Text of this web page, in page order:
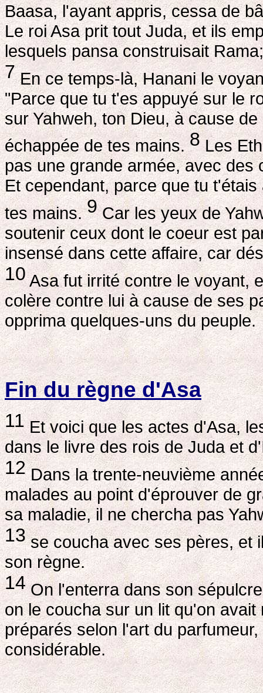
Baasa, l'ayant appris, cessa de
Le roi Asa prit tout Juda, et ils
lesquels pansa construisait
7En ce temps-là, Hanani le
"Parce que tu t'es appuyé sur le
sur Yahweh, ton Dieu, à cause
échappée de tes mains.8Les
pas une grande armée, avec
Et cependant, parce que tu
tes mains.9Car les yeux de
soutenir ceux dont le coeur est
insensé dans cette affaire, car
10Asa fut irrité contre le voyant,
colère contre lui à cause de ses
opprima quelques-uns du peuple.
Fin du règne d'Asa
11Et voici que les actes d'Asa,
dans le livre des rois de Juda et
12Dans la trente-neuvième
malades au point d'éprouver de
sa maladie, il ne chercha pas
13se coucha avec ses pères, et
son règne.
14On l'enterra dans son
on le coucha sur un lit qu'on
préparés selon l'art du
considérable.